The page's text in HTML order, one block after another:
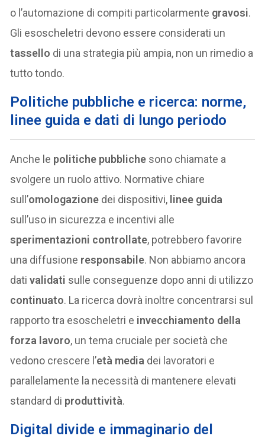
o l’automazione di compiti particolarmente gravosi.
Gli esoscheletri devono essere considerati un
tassello di una strategia più ampia, non un rimedio a
tutto tondo.
Politiche pubbliche e ricerca: norme,
linee guida e dati di lungo periodo
Anche le politiche pubbliche sono chiamate a
svolgere un ruolo attivo. Normative chiare
sull’omologazione dei dispositivi, linee guida
sull’uso in sicurezza e incentivi alle
sperimentazioni controllate, potrebbero favorire
una diffusione responsabile. Non abbiamo ancora
dativalidati sulle conseguenze dopo anni di utilizzo
continuato. La ricerca dovrà inoltre concentrarsi sul
rapporto tra esoscheletri e invecchiamento della
forza lavoro, un tema cruciale per società che
vedono crescere l’età media dei lavoratori e
parallelamente la necessità di mantenere elevati
standard di produttività.
Digital divide e immaginario del